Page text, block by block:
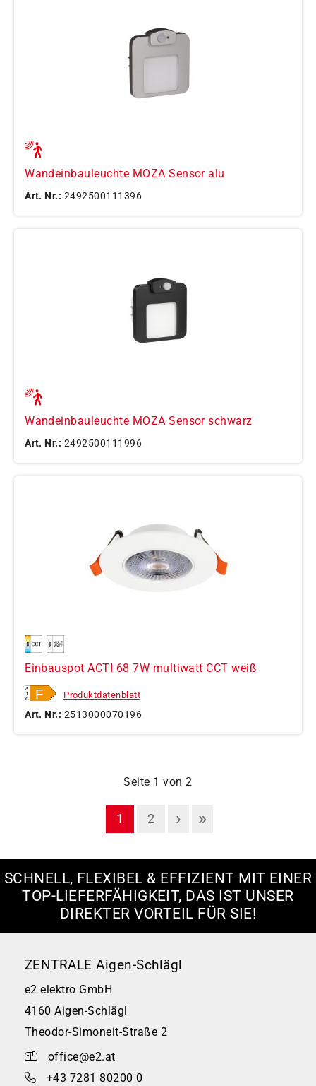
Wandeinbauleuchte MOZA Sensor alu
Art. Nr.: 2492500111396
Wandeinbauleuchte MOZA Sensor schwarz
Art. Nr.: 2492500111996
Einbauspot ACTI 68 7W multiwatt CCT weiß
Produktdatenblatt
Art. Nr.: 2513000070196
Seite 1 von 2
1 2 › »
SCHNELL, FLEXIBEL & EFFIZIENT MIT EINER
TOP-LIEFERFÄHIGKEIT, DAS IST UNSER
DIREKTER VORTEIL FÜR SIE!
ZENTRALE Aigen-Schlägl
e2 elektro GmbH
4160 Aigen-Schlägl
Theodor-Simoneit-Straße 2
office@e2.at
+43 7281 80200 0